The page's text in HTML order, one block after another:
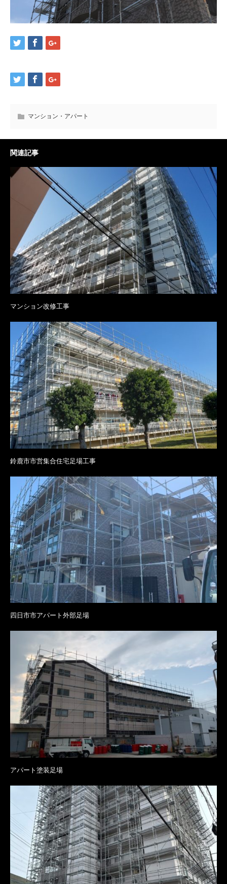
マンション・アパート
関連記事
マンション改修工事
鈴鹿市市営集合住宅足場工事
四日市市アパート外部足場
アパート塗装足場